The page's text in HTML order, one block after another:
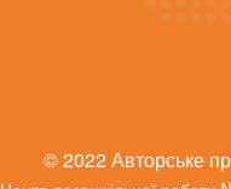
© 2022 Авторське